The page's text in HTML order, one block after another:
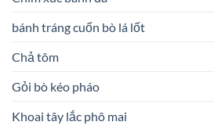
bánh tráng cuốn bò lá lốt
Chả tôm
Gỏi bò kéo pháo
Khoai tây lắc phô mai